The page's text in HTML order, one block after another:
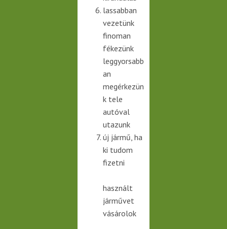
lassabban
vezetünk
finoman
fékezünk
leggyorsabb
an
megérkezün
k tele
autóval
utazunk
új jármű, ha
ki tudom
fizetni
használt
járművet
vásárolok